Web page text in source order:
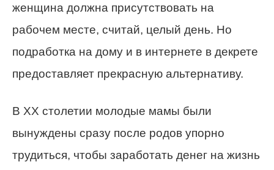
женщина должна присутствовать на
рабочем месте, считай, целый день. Но
подработка на дому и в интернете в декрете
предоставляет прекрасную альтернативу.
В ХХ столетии молодые мамы были
вынуждены сразу после родов упорно
трудиться, чтобы заработать денег на жизнь